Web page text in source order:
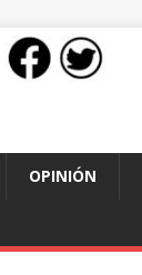
OPINIÓN